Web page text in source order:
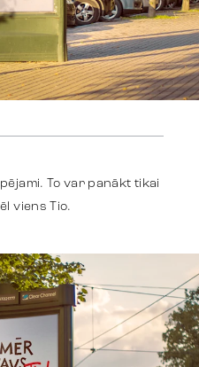
To var panākt tikai
viens Tio.